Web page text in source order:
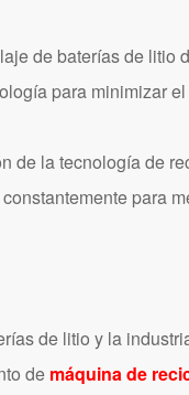
de baterías de litio
para minimizar
la tecnología de
para
de litio y la
de máquina de